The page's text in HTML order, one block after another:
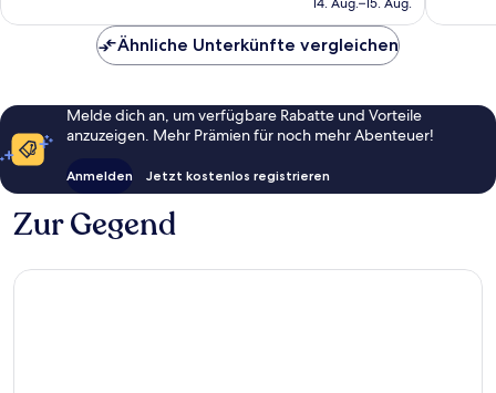
Ähnliche Unterkünfte vergleichen
Melde dich an, um verfügbare Rabatte und Vorteile
anzuzeigen. Mehr Prämien für noch mehr Abenteuer!
Anmelden Jetzt kostenlos registrieren
Zur Gegend